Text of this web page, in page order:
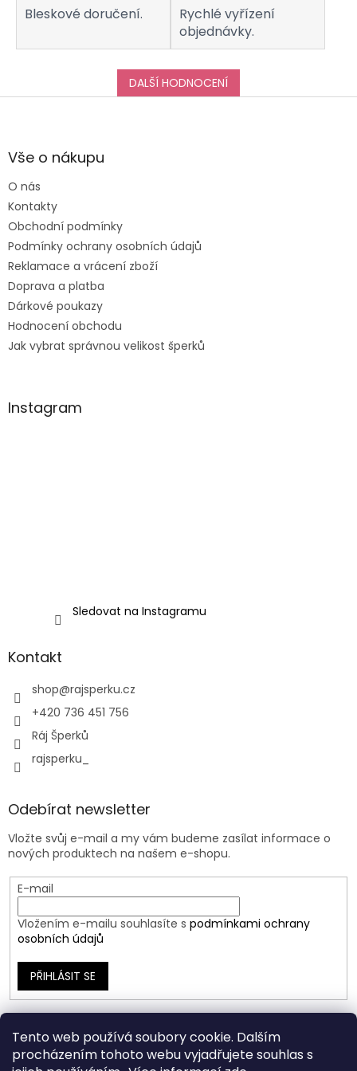
Tento web používá soubory cookie. Dalším
procházením tohoto webu vyjadřujete souhlas s
Bleskové doručení.
Rychlé vyřízení
objednávky.
DALŠÍ HODNOCENÍ
Z
aVše o nákupu
O nás
Kontakty
Obchodní podmínky
Podmínky ochrany osobních údajů
Reklamace a vrácení zboží
Doprava a platba
Dárkové poukazy
Hodnocení obchodu
Jak vybrat správnou velikost šperků
Instagram
Sledovat na Instagramu
Kontakt
shop@rajsperku.cz
+420 736 451 756
Ráj Šperků
rajsperku_
Odebírat newsletter
Vložte svůj e-mail a my vám budeme zasílat informace o
nových produktech na našem e-shopu.
E-mail
Vložením e-mailu souhlasíte s podmínkami ochrany
osobních údajů
PŘIHLÁSIT SE